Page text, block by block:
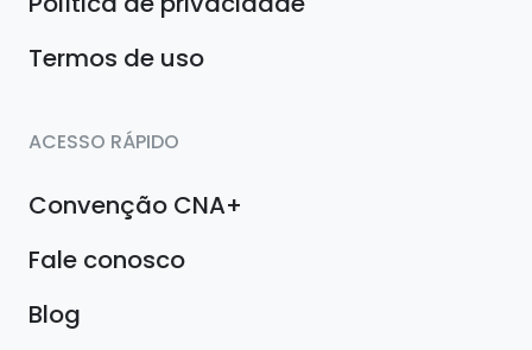
Termos de uso
ACESSO RÁPIDO
Convenção CNA+
Fale conosco
Blog